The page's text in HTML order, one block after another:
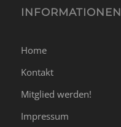
INFORMATIONEN
Home
Kontakt
Mitglied werden!
Impressum